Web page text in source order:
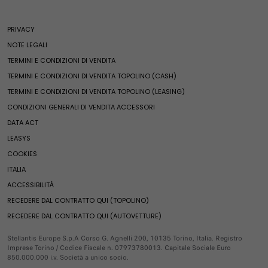
Pandina
Qubo L
Ulysse
E-Ulysse
Fiat Professional Vans
Doblò
E-Doblò
Scudo
E-Scudo
Ducato
Pandina Van
Valuta il tuo usato
Pronta Consegna
Soluzioni per persone con disabilità
Fiat Professional
Mobilità Elettrica
Servizi FInanziari
Compra Online
Clienti business
Ricambi e accessori
Servizi e connettività
Estensione garanzia 1-5 blue hdi motori diesel
Ricambi e accessori
Servizi e connettività
Heritage
Fiat Club
News ed eventi
Merchandising
Fine serie
Serie speciali
Mondo Fiat Pro
Fine serie
PRIVACY
NOTE LEGALI
TERMINI E CONDIZIONI DI VENDITA
TERMINI E CONDIZIONI DI VENDITA TOPOLINO (CASH)
TERMINI E CONDIZIONI DI VENDITA TOPOLINO (LEASING)
CONDIZIONI GENERALI DI VENDITA ACCESSORI
DATA ACT
LEASYS
COOKIES
ITALIA
ACCESSIBILITÀ
RECEDERE DAL CONTRATTO QUI (TOPOLINO)
RECEDERE DAL CONTRATTO QUI (AUTOVETTURE)
Stellantis Europe S.p.A Corso G. Agnelli 200, 10135 Torino, Italia. Registro
Imprese Torino / Codice Fiscale n. 07973780013. Capitale Sociale Euro
850.000.000 i.v. Società a unico socio.